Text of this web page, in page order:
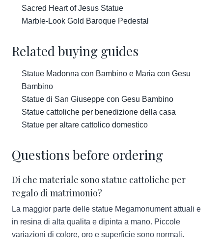
Sacred Heart of Jesus Statue
Marble-Look Gold Baroque Pedestal
Related buying guides
Statue Madonna con Bambino e Maria con Gesu
Bambino
Statue di San Giuseppe con Gesu Bambino
Statue cattoliche per benedizione della casa
Statue per altare cattolico domestico
Questions before ordering
Di che materiale sono statue cattoliche per
regalo di matrimonio?
La maggior parte delle statue Megamonument attuali e
in resina di alta qualita e dipinta a mano. Piccole
variazioni di colore, oro e superficie sono normali.